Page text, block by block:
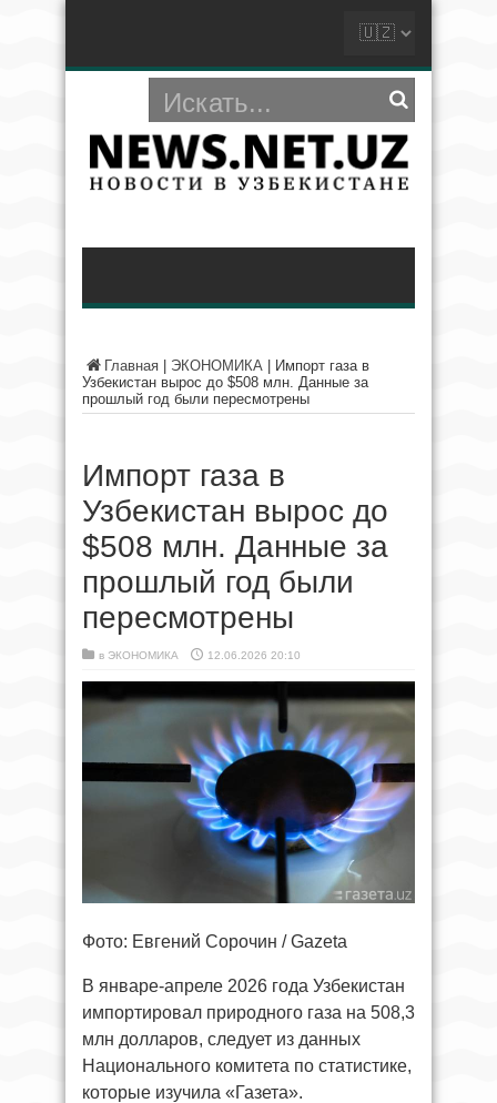
Главная ЭКОНОМИКА
Импорт газа в
Узбекистан вырос до $508 млн. Данные за
прошлый год были пересмотрены
Импорт газа в
Узбекистан вырос до
$508 млн. Данные за
прошлый год были
пересмотрены
в ЭКОНОМИКА 12.06.2026 20:10
Фото: Евгений Сорочин / Gazeta
В январе-апреле 2026 года Узбекистан
импортировал природного газа на 508,3
млн долларов, следует из данных
Национального комитета по статистике,
которые изучила «Газета».